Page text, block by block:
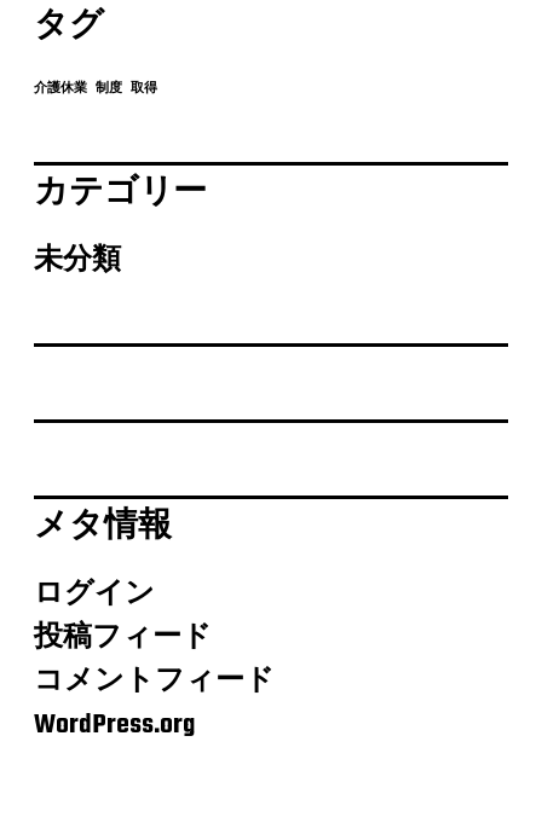
タグ
介護休業 制度 取得
カテゴリー
未分類
メタ情報
ログイン
投稿フィード
コメントフィード
WordPress.org